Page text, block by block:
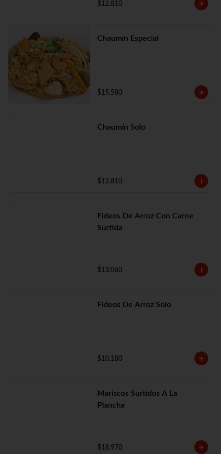
$12.810
Chaumín Especial
$15.580
Chaumín Solo
$12.810
Fideos De Arroz Con Carne
Surtida
$13.060
Fideos De Arroz Solo
$10.180
Mariscos Surtidos A La
Plancha
$18.970